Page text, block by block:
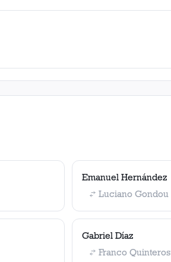
Emanuel Hernández
Luciano Gondou
Gabriel Díaz
Franco Quinteros